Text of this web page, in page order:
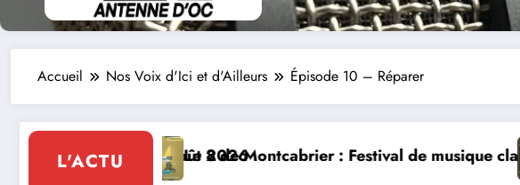
Accueil Nos Voix d'Ici et d'Ailleurs Épisode 10 – Réparer
L'ACTU
Montcabrier : Festival de musique classique le 8 et 9 août
La Thérapie Légendaire